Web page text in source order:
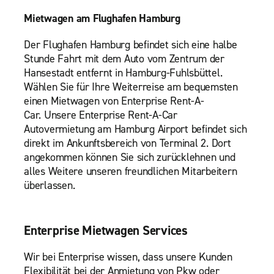
Mietwagen am Flughafen Hamburg
Der Flughafen Hamburg befindet sich eine halbe
Stunde Fahrt mit dem Auto vom Zentrum der
Hansestadt entfernt in Hamburg-Fuhlsbüttel.
Wählen Sie für Ihre Weiterreise am bequemsten
einen Mietwagen von Enterprise Rent-A-
Car. Unsere Enterprise Rent-A-Car
Autovermietung am Hamburg Airport befindet sich
direkt im Ankunftsbereich von Terminal 2. Dort
angekommen können Sie sich zurücklehnen und
alles Weitere unseren freundlichen Mitarbeitern
überlassen.
Enterprise Mietwagen Services
Wir bei Enterprise wissen, dass unsere Kunden
Flexibilität bei der Anmietung von Pkw oder